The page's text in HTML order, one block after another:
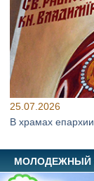
25.07.2026
В храмах
МОЛОДЕЖНЫЙ